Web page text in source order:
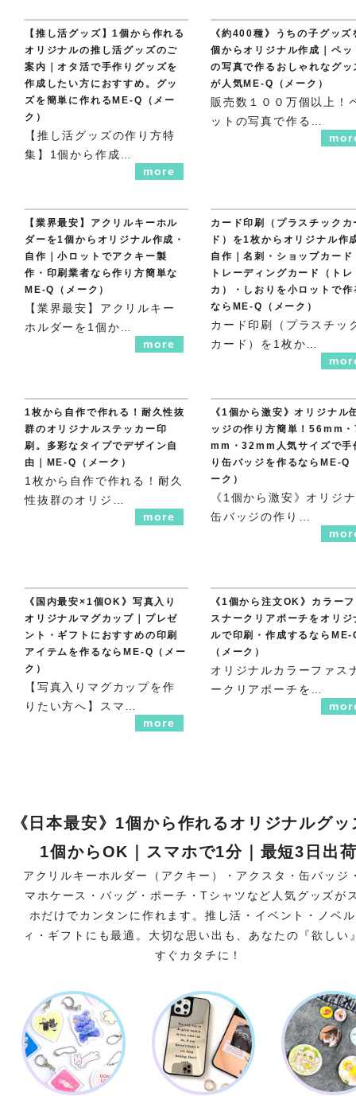
【推し活グッズ】1個から作れる
オリジナルの推し活グッズのご
案内｜オタ活で手作りグッズを
作成したい方におすすめ。グッ
ズを簡単に作れるME-Q（メー
ク）
【推し活グッズの作り方特
集】1個から作成…
more
《約400種》うちの子グッズ
個からオリジナル作成｜ペッ
の写真で作るおしゃれなグッ
が人気ME-Q（メーク）
販売数１００万個以上！
ットの写真で作る…
【業界最安】アクリルキーホル
ダーを1個からオリジナル作成・
自作｜小ロットでアクキー製
作・印刷業者なら作り方簡単な
ME-Q（メーク）
【業界最安】アクリルキー
ホルダーを1個か…
more
カード印刷（プラスチックカ
ド）を1枚からオリジナル作
自作｜名刺・ショップカード
トレーディングカード（トレ
カ）・しおりを小ロットで作
ならME-Q（メーク）
カード印刷（プラスチッ
カード）を1枚か…
1枚から自作で作れる！耐久性抜
群のオリジナルステッカー印
刷。多彩なタイプでデザイン自
由｜ME-Q（メーク）
1枚から自作で作れる！耐久
性抜群のオリジ…
more
《1個から激安》オリジナル
ッジの作り方簡単！56mm
mm・32mm人気サイズで手
り缶バッジを作るならME-Q
ーク）
《1個から激安》オリジ
缶バッジの作り…
《国内最安×1個OK》写真入り
オリジナルマグカップ｜プレゼ
ント・ギフトにおすすめの印刷
アイテムを作るならME-Q（メー
ク）
【写真入りマグカップを作
りたい方へ】スマ…
more
《1個から注文OK》カラー
スナークリアポーチをオリジ
ルで印刷・作成するならME-
（メーク）
オリジナルカラーファス
ークリアポーチを…
《日本最安》1個から作れるオリジナルグッ
1個からOK｜スマホで1分｜最短3日出
アクリルキーホルダー（アクキー）・アクスタ・缶バッジ
マホケース・バッグ・ポーチ・Tシャツなど人気グッズが
ホだけでカンタンに作れます。推し活・イベント・ノベ
ィ・ギフトにも最適。大切な思い出も、あなたの『欲しい
すぐカタチに！